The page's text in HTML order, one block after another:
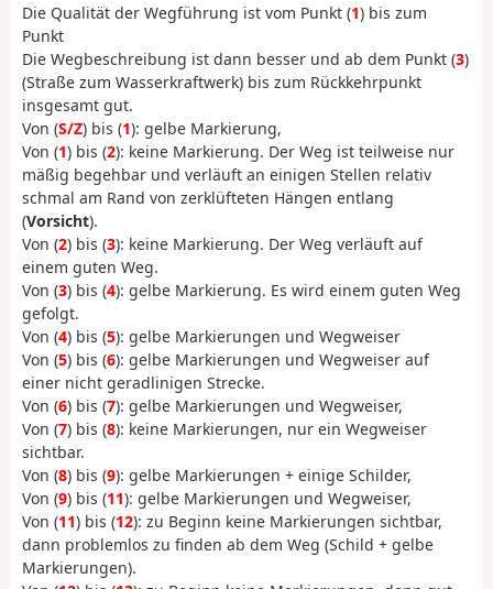
Die Qualität der Wegführung ist vom Punkt (1) bis zum
Punkt
Die Wegbeschreibung ist dann besser und ab dem Punkt (3)
(Straße zum Wasserkraftwerk) bis zum Rückkehrpunkt
insgesamt gut.
Von (S/Z) bis (1): gelbe Markierung,
Von (1) bis (2): keine Markierung. Der Weg ist teilweise nur
mäßig begehbar und verläuft an einigen Stellen relativ
schmal am Rand von zerklüfteten Hängen entlang
(Vorsicht).
Von (2) bis (3): keine Markierung. Der Weg verläuft auf
einem guten Weg.
Von (3) bis (4): gelbe Markierung. Es wird einem guten Weg
gefolgt.
Von (4) bis (5): gelbe Markierungen und Wegweiser
Von (5) bis (6): gelbe Markierungen und Wegweiser auf
einer nicht geradlinigen Strecke.
Von (6) bis (7): gelbe Markierungen und Wegweiser,
Von (7) bis (8): keine Markierungen, nur ein Wegweiser
sichtbar.
Von (8) bis (9): gelbe Markierungen + einige Schilder,
Von (9) bis (11): gelbe Markierungen und Wegweiser,
Von (11) bis (12): zu Beginn keine Markierungen sichtbar,
dann problemlos zu finden ab dem Weg (Schild + gelbe
Markierungen).